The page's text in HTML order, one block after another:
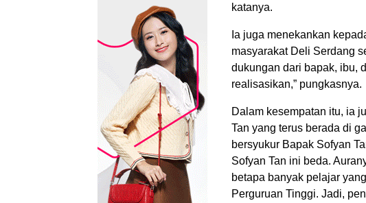
katanya.
Ia juga menekankan
masyarakat Deli Serdang
dukungan dari bapak, ibu,
realisasikan,” pungkasnya.
Dalam kesempatan itu, ia
Tan yang terus berada di
bersyukur Bapak Sofyan
Sofyan Tan ini beda.
betapa banyak pelajar
Perguruan Tinggi. Jadi,